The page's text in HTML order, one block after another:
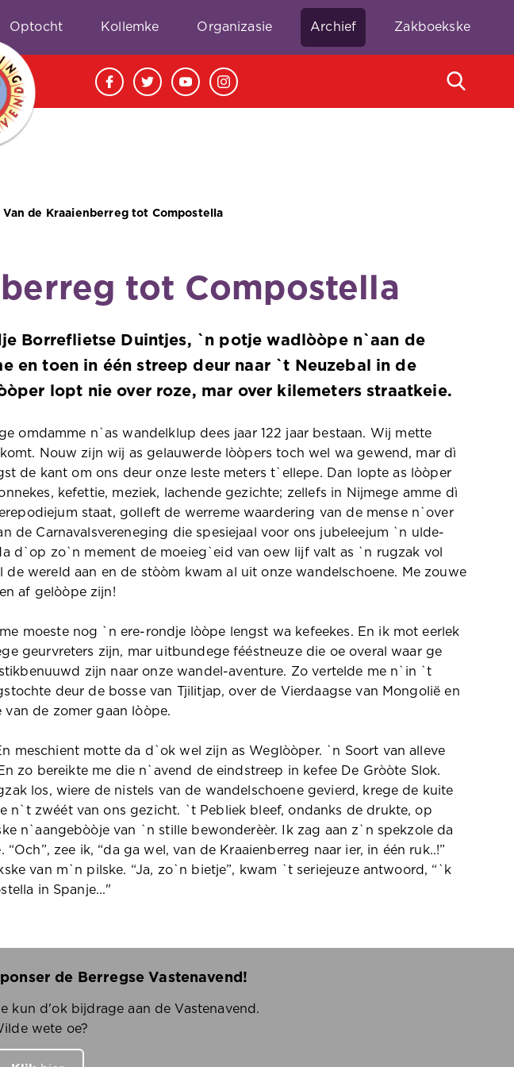
Optocht Kollemke Organizasie Archief Zakboekske
Van de Kraaienberreg tot Compostella
tot Compostella
Borreflietse Duintjes, `n potje wadlòòpe n`aan de
en toen in één streep deur naar `t Neuzebal in de
lopt nie over roze, mar over kilemeters straatkeie.
omdamme n`as wandelklup dees jaar 122 jaar bestaan. Wij mette
Nouw zijn wij as gelauwerde lòòpers toch wel wa gewend, mar dì
de kant om ons deur onze leste meters t`ellepe. Dan lopte as lòòper
kefettie, meziek, lachende gezichte; zellefs in Nijmege amme dì
staat, golleft de werreme waardering van de mense n`over
de Carnavalsvereneging die spesiejaal voor ons jubeleejum `n ulde-
d`op zo`n mement de moeieg`eid van oew lijf valt as `n rugzak vol
wereld aan en de stòòm kwam al uit onze wandelschoene. Me zouwe
af gelòòpe zijn!
moeste nog `n ere-rondje lòòpe lengst wa kefeekes. En ik mot eerlek
geurvreters zijn, mar uitbundege fééstneuze die oe overal waar ge
zijn naar onze wandel-aventure. Zo vertelde me n`in `t
deur de bosse van Tjilitjap, over de Vierdaagse van Mongolië en
de zomer gaan lòòpe.
meschient motte da d`ok wel zijn as Weglòòper. `n Soort van alleve
zo bereikte me die n`avend de eindstreep in kefee De Gròòte Slok.
los, wiere de nistels van de wandelschoene gevierd, krege de kuite
n`t zwéét van ons gezicht. `t Pebliek bleef, ondanks de drukte, op
n`aangebòòje van `n stille bewonderèèr. Ik zag aan z`n spekzole da
zee ik, “da ga wel, van de Kraaienberreg naar ier, in één ruk..!”
van m`n pilske. “Ja, zo`n bietje”, kwam `t seriejeuze antwoord, “`k
in Spanje..."
de Berregse Vastenavend!
kun d'ok bijdrage aan de Vastenavend.
wete oe?